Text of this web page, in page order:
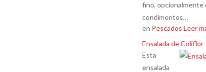
fino, opcionalmente
condimentos…
en Pescados Leer
Ensalada de Coliflor
Esta
ensalada